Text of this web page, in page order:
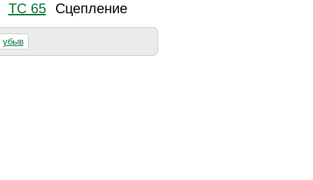
TC 65 Сцепление
убыв